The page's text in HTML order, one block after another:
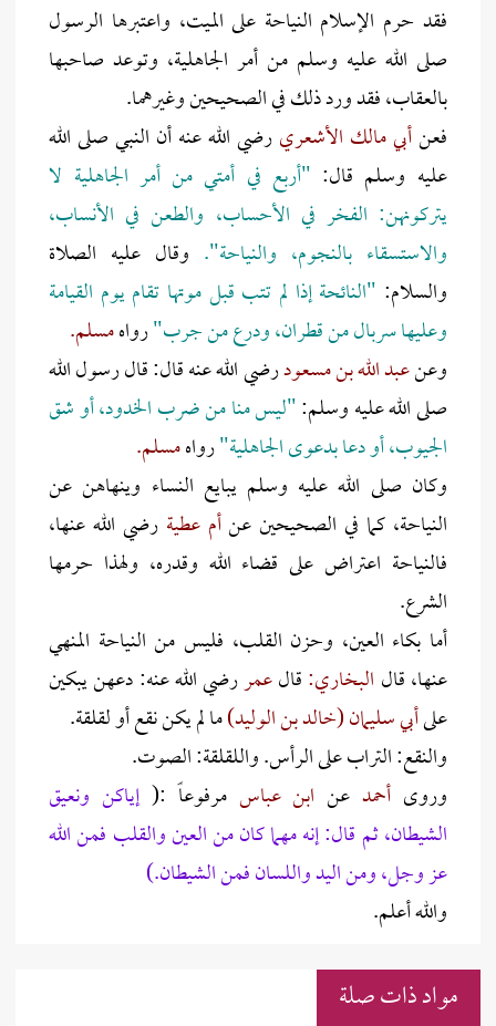
فقد حرم الإسلام النياحة على الميت، واعتبرها الرسول
صلى الله عليه وسلم من أمر الجاهلية، وتوعد صاحبها
بالعقاب، فقد ورد ذلك في الصحيحين وغيرهما.
فعنأبي مالك الأشعريرضي الله عنه أن النبي صلى الله
عليه وسلم قال: "أربع في أمتي من أمر الجاهلية لا
يتركونهن: الفخر في الأحساب، والطعن في الأنساب،
والاستسقاء بالنجوم، والنياحة". وقال عليه الصلاة
والسلام: "النائحة إذا لم تتب قبل موتها تقام يوم القيامة
وعليها سربال من قطران، ودرع من جرب"رواهمسلم.
وعنعبد الله بن مسعودرضي الله عنه قال: قال رسول الله
صلى الله عليه وسلم:"ليس منا من ضرب الخدود، أو شق
الجيوب، أو دعا بدعوى الجاهلية"رواهمسلم.
وكان صلى الله عليه وسلم يبايع النساء وينهاهن عن
النياحة، كما في الصحيحين عنأم عطيةرضي الله عنها،
فالنياحة اعتراض على قضاء الله وقدره، ولهذا حرمها
الشرع.
أما بكاء العين، وحزن القلب، فليس من النياحة المنهي
عنها، قال البخاري:قالعمررضي الله عنه: دعهن يبكين
علىأبي سليمان (خالد بن الوليد)ما لم يكن نقع أو لقلقة.
والنقع: التراب على الرأس. واللقلقة: الصوت.
وروىأحمد عن ابن عباسمرفوعاً :(إياكن ونعيق
الشيطان، ثم قال: إنه مهما كان من العين والقلب فمن الله
عز وجل، ومن اليد واللسان فمن الشيطان.)
والله أعلم.
مواد ذات صلة